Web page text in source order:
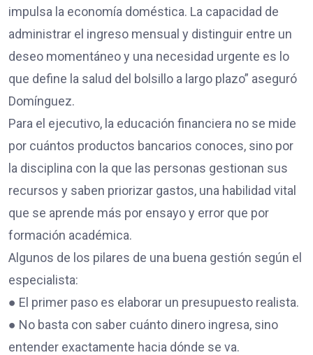
impulsa la economía doméstica. La capacidad de
administrar el ingreso mensual y distinguir entre un
deseo momentáneo y una necesidad urgente es lo
que define la salud del bolsillo a largo plazo” aseguró
Domínguez.
Para el ejecutivo, la educación financiera no se mide
por cuántos productos bancarios conoces, sino por
la disciplina con la que las personas gestionan sus
recursos y saben priorizar gastos, una habilidad vital
que se aprende más por ensayo y error que por
formación académica.
Algunos de los pilares de una buena gestión según el
especialista:
● El primer paso es elaborar un presupuesto realista.
● No basta con saber cuánto dinero ingresa, sino
entender exactamente hacia dónde se va.